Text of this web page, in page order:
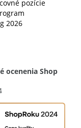
pozície
2026
ocenenia Shop